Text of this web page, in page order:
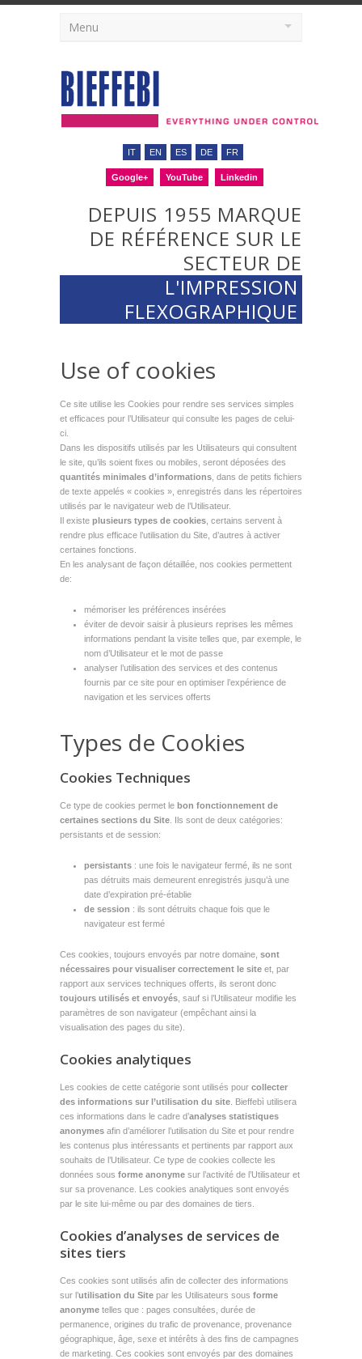
Menu
IT EN ES DE FR
Google+ YouTube Linkedin
DEPUIS 1955 MARQUE
DE RÉFÉRENCE SUR LE
SECTEUR DE
L'IMPRESSION
FLEXOGRAPHIQUE
Use of cookies
Ce site utilise les Cookies pour rendre ses services simples
et efficaces pour l’Utilisateur qui consulte les pages de celui-
ci.
Dans les dispositifs utilisés par les Utilisateurs qui consultent
le site, qu’ils soient fixes ou mobiles, seront déposées des
quantités minimales d’informations , dans de petits fichiers
de texte appelés « cookies », enregistrés dans les répertoires
utilisés par le navigateur web de l’Utilisateur.
Il existe plusieurs types de cookies , certains servent à
rendre plus efficace l’utilisation du Site, d’autres à activer
certaines fonctions.
En les analysant de façon détaillée, nos cookies permettent
de:
mémoriser les préférences insérées
éviter de devoir saisir à plusieurs reprises les mêmes
informations pendant la visite telles que, par exemple, le
nom d’Utilisateur et le mot de passe
analyser l’utilisation des services et des contenus
fournis par ce site pour en optimiser l’expérience de
navigation et les services offerts
Types de Cookies
Cookies Techniques
Ce type de cookies permet le bon fonctionnement de
certaines sections du Site . Ils sont de deux catégories:
persistants et de session:
persistants : une fois le navigateur fermé, ils ne sont
pas détruits mais demeurent enregistrés jusqu’à une
date d’expiration pré-établie
de session : ils sont détruits chaque fois que le
navigateur est fermé
Ces cookies, toujours envoyés par notre domaine, sont
nécessaires pour visualiser correctement le site et, par
rapport aux services techniques offerts, ils seront donc
toujours utilisés et envoyés , sauf si l’Utilisateur modifie les
paramètres de son navigateur (empêchant ainsi la
visualisation des pages du site).
Cookies analytiques
Les cookies de cette catégorie sont utilisés pour collecter
des informations sur l’utilisation du site . Bieffebì utilisera
ces informations dans le cadre d’analyses statistiques
anonymes afin d’améliorer l’utilisation du Site et pour rendre
les contenus plus intéressants et pertinents par rapport aux
souhaits de l’Utilisateur. Ce type de cookies collecte les
données sous forme anonyme sur l’activité de l’Utilisateur et
sur sa provenance. Les cookies analytiques sont envoyés
par le site lui-même ou par des domaines de tiers.
Cookies d’analyses de services de
sites tiers
Ces cookies sont utilisés afin de collecter des informations
sur l’utilisation du Site par les Utilisateurs sous forme
anonyme telles que : pages consultées, durée de
permanence, origines du trafic de provenance, provenance
géographique, âge, sexe et intérêts à des fins de campagnes
de marketing. Ces cookies sont envoyés par des domaines